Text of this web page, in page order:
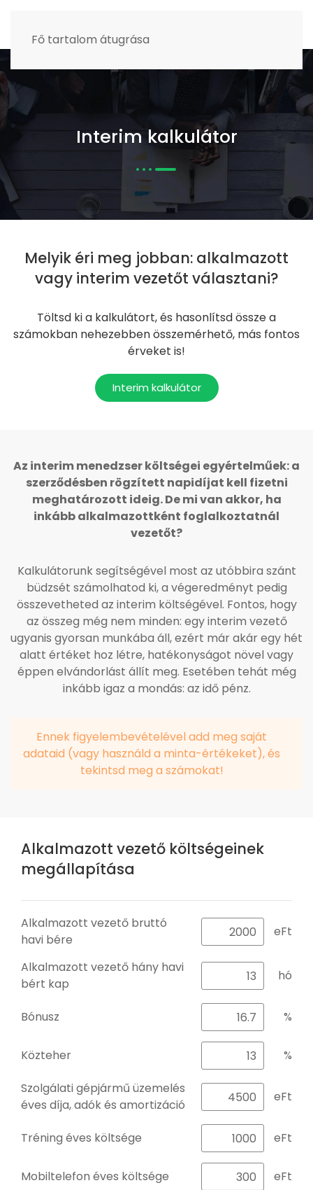
Fő tartalom átugrása
Interim kalkulátor
Melyik éri meg jobban: alkalmazott
vagy interim vezetőt választani?
Töltsd ki a kalkulátort, és hasonlítsd össze a
számokban nehezebben összemérhető, más fontos
érveket is!
Interim kalkulátor
Az interim menedzser költségei egyértelműek: a
szerződésben rögzített napidíjat kell fizetni
meghatározott ideig. De mi van akkor, ha
inkább alkalmazottként foglalkoztatnál
vezetőt?
Kalkulátorunk segítségével most az utóbbira szánt
büdzsét számolhatod ki, a végeredményt pedig
összevetheted az interim költségével. Fontos, hogy
az összeg még nem minden: egy interim vezető
ugyanis gyorsan munkába áll, ezért már akár egy hét
alatt értéket hoz létre, hatékonyságot növel vagy
éppen elvándorlást állít meg. Esetében tehát még
inkább igaz a mondás: az idő pénz.
Ennek figyelembevételével add meg saját
adataid (vagy használd a minta-értékeket), és
tekintsd meg a számokat!
Alkalmazott vezető költségeinek
megállapítása
Alkalmazott vezető bruttó
havi bére
eFt
Alkalmazott vezető hány havi
bért kap
hó
Bónusz %
Közteher %
Szolgálati gépjármű üzemelés
éves díja, adók és amortizáció
eFt
Tréning éves költsége eFt
Mobiltelefon éves költsége eFt